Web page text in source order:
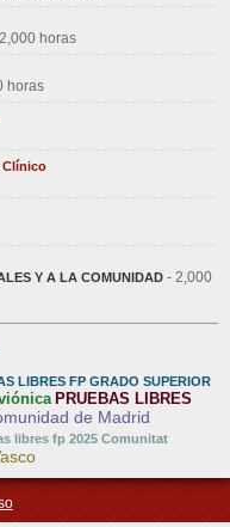
horas
horas
Clínico
Y A LA COMUNIDAD - 2,000
LIBRES FP GRADO SUPERIOR
PRUEBAS LIBRES
de Madrid
libres fp 2025 Comunitat